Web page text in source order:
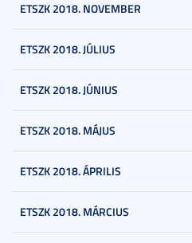
ETSZK 2018. NOVEMBER
ETSZK 2018. JÚLIUS
ETSZK 2018. JÚNIUS
ETSZK 2018. MÁJUS
ETSZK 2018. ÁPRILIS
ETSZK 2018. MÁRCIUS